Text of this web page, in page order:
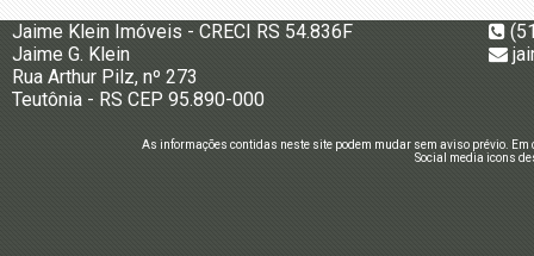
Jaime Klein Imóveis - CRECI RS 54.836F
Jaime G. Klein
Rua Arthur Pilz, nº 273
Teutônia - RS CEP 95.890-000
As informações contidas neste site podem mudar sem aviso prévio.
Social media icons